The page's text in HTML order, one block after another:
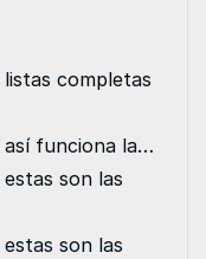
completas
así funciona la…
son las
son las